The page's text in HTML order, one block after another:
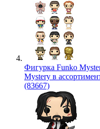
Фигурка Funko
Mystery в
(83667)